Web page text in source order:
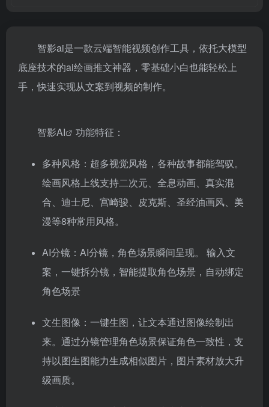
智影ai是一款云端智能视频创作工具，依托大模型
底座技术的ai绘画推文神器，零基础小白也能轻松上
手，快速实现从文案到视频的制作。
智影AI 功能特征：
多种风格：超多视觉风格，各种故事都能驾驭。
绘画风格上线支持二次元、全息动画、真实混
合、迪士尼、宫崎骏、皮克斯、圣经油画风、美
漫等8种常用风格。
AI分镜：AI分镜，角色场景瞬间呈现。 输入文
案，一键拆分镜，智能提取角色场景，自动绑定
角色场景
文生图像：一键生图，让文本通过图像绘制出
来。通过分镜管理角色场景保证角色一致性，支
持以图生图能力生成相似图片，图片素材放大升
级画质。